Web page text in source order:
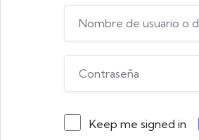
Keep me signed in